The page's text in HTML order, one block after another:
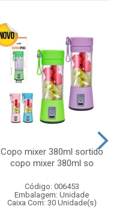
Copo mixer 380ml sortido
copo mixer 380ml so
Código: 006453
Embalagem: Unidade
Caixa Com: 30 Unidade(s)